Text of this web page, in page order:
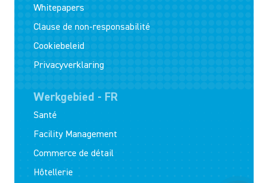
Whitepapers
Clause de non-responsabilité
Cookiebeleid
Privacyverklaring
Werkgebied - FR
Santé
Facility Management
Commerce de détail
Hôtellerie